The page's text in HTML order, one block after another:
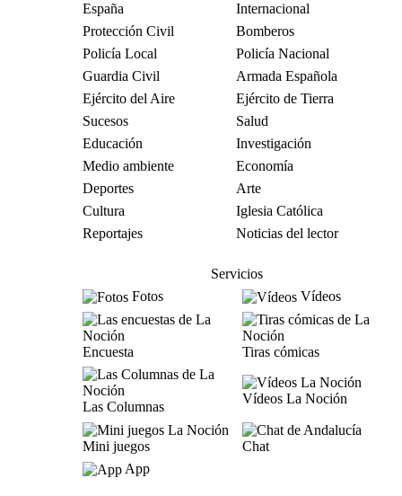
España
Internacional
Protección Civil
Bomberos
Policía Local
Policía Nacional
Guardia Civil
Armada Española
Ejército del Aire
Ejército de Tierra
Sucesos
Salud
Educación
Investigación
Medio ambiente
Economía
Deportes
Arte
Cultura
Iglesia Católica
Reportajes
Noticias del lector
Servicios
Fotos
Vídeos
Encuesta Tiras cómicas
Las Columnas
Vídeos La Noción
Mini juegos
Chat
App